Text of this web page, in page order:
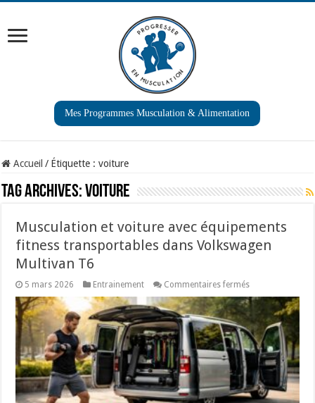
Mes Programmes Musculation & Alimentation
Accueil / Étiquette :voiture
Tag Archives:voiture
Musculation et voiture avec équipements
fitness transportables dans Volkswagen
Multivan T6
5 mars 2026 Entrainement Commentaires ferméssur
voiture
avec
équipements
fitness
transportables
dans
Volkswagen
Multivan
T6